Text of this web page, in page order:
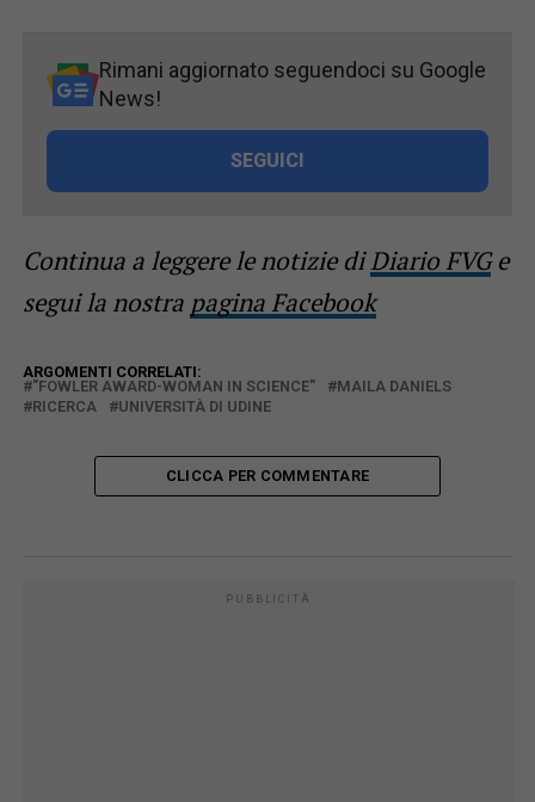
Rimani aggiornato seguendoci su Google
News!
SEGUICI
Continua a leggere le notizie diDiario FVGe
segui la nostra pagina Facebook
ARGOMENTI CORRELATI:
"FOWLER AWARD-WOMAN IN SCIENCE"
MAILA DANIELS
RICERCA
UNIVERSITÀ DI UDINE
CLICCA PER COMMENTARE
PUBBLICITÀ